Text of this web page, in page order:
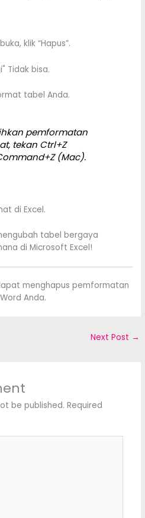
klik “Hapus”.
tabel Anda.
pemformatan
tekan Ctrl+Z
(Mac).
tabel bergaya
di Microsoft Excel!
menghapus pemformatan
Anda.
Next Post →
be published. Required